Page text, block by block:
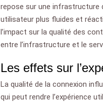
repose sur une infrastructure
utilisateur plus fluides et
l’impact sur la qualité des
entre l’infrastructure et le
Les effets sur
La qualité de la connexion
qui peut rendre l’expérience